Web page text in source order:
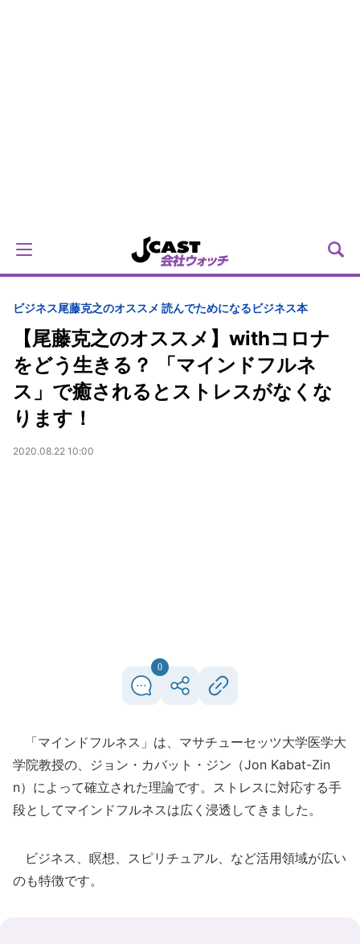
ビジネス尾藤克之のオススメ 読んでためになるビジネス本
【尾藤克之のオススメ】withコロナ
をどう生きる？ 「マインドフルネ
ス」で癒されるとストレスがなくな
ります！
2020.08.22 10:00
0
「マインドフルネス」は、マサチューセッツ大学医学大
学院教授の、ジョン・カバット・ジン（Jon Kabat-Zin
n）によって確立された理論です。ストレスに対応する手
段としてマインドフルネスは広く浸透してきました。
ビジネス、瞑想、スピリチュアル、など活用領域が広い
のも特徴です。